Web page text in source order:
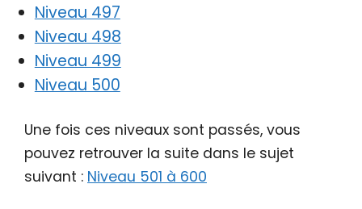
Niveau 497
Niveau 498
Niveau 499
Niveau 500
Une fois ces niveaux sont passés, vous
pouvez retrouver la suite dans le sujet
suivant : Niveau 501 à 600